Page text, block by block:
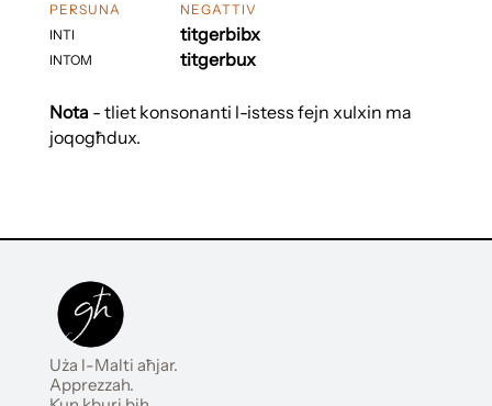
PERSUNA
INTI
INTOM
NEGATTIV
titgerbibx
titgerbux
Nota- tliet konsonanti l-istess fejn xulxin ma
joqogħdux.
Uża l-Malti aħjar.
Apprezzah.